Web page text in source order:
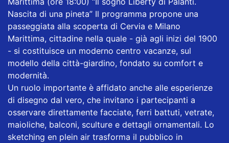
Nascita di una pineta” Il programma propone una
passeggiata alla scoperta di Cervia e Milano
Marittima, cittadine nella quale - già agli inizi del 1900
- si costituisce un moderno centro vacanze, sul
modello della città-giardino, fondato su comfort e
modernità.
Un ruolo importante è affidato anche alle esperienze
di disegno dal vero, che invitano i partecipanti a
osservare direttamente facciate, ferri battuti, vetrate,
maioliche, balconi, sculture e dettagli ornamentali. Lo
sketching en plein air trasforma il pubblico in